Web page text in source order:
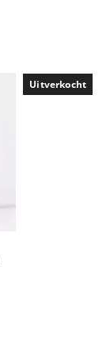
Uitverkocht